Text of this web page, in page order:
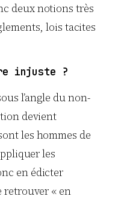
deux notions très
lois tacites
injuste ?
l’angle du non-
devient
les hommes de
les
en édicter
retrouver « en